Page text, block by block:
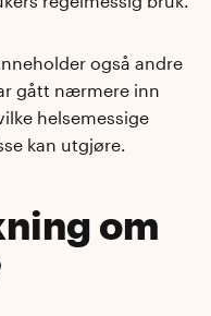
også andre
gått nærmere inn
helsemessige
kan utgjøre.
om